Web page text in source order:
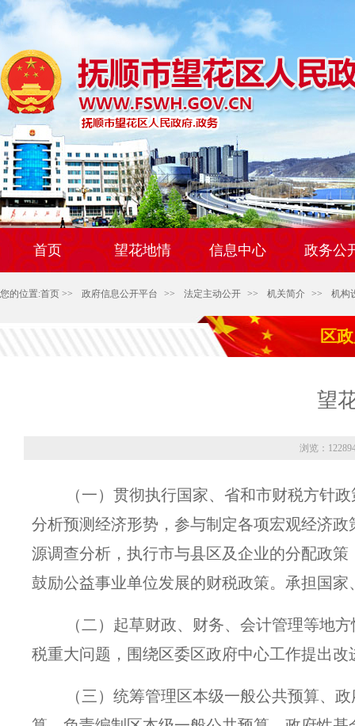
首页 望花地情 信息中心 政务公
您的位置:首页 >> 政府信息公开平台 >> 法定主动公开 >> 机关简介 >> 机构
区
望
浏览：
（一）贯彻执行国家、省和市财税方针
分析预测经济形势，参与制定各项宏观经济
源调查分析，执行市与县区及企业的分配政
鼓励公益事业单位发展的财税政策。承担国
（二）起草财政、财务、会计管理等地
税重大问题，围绕区委区政府中心工作提出
（三）统筹管理区本级一般公共预算、